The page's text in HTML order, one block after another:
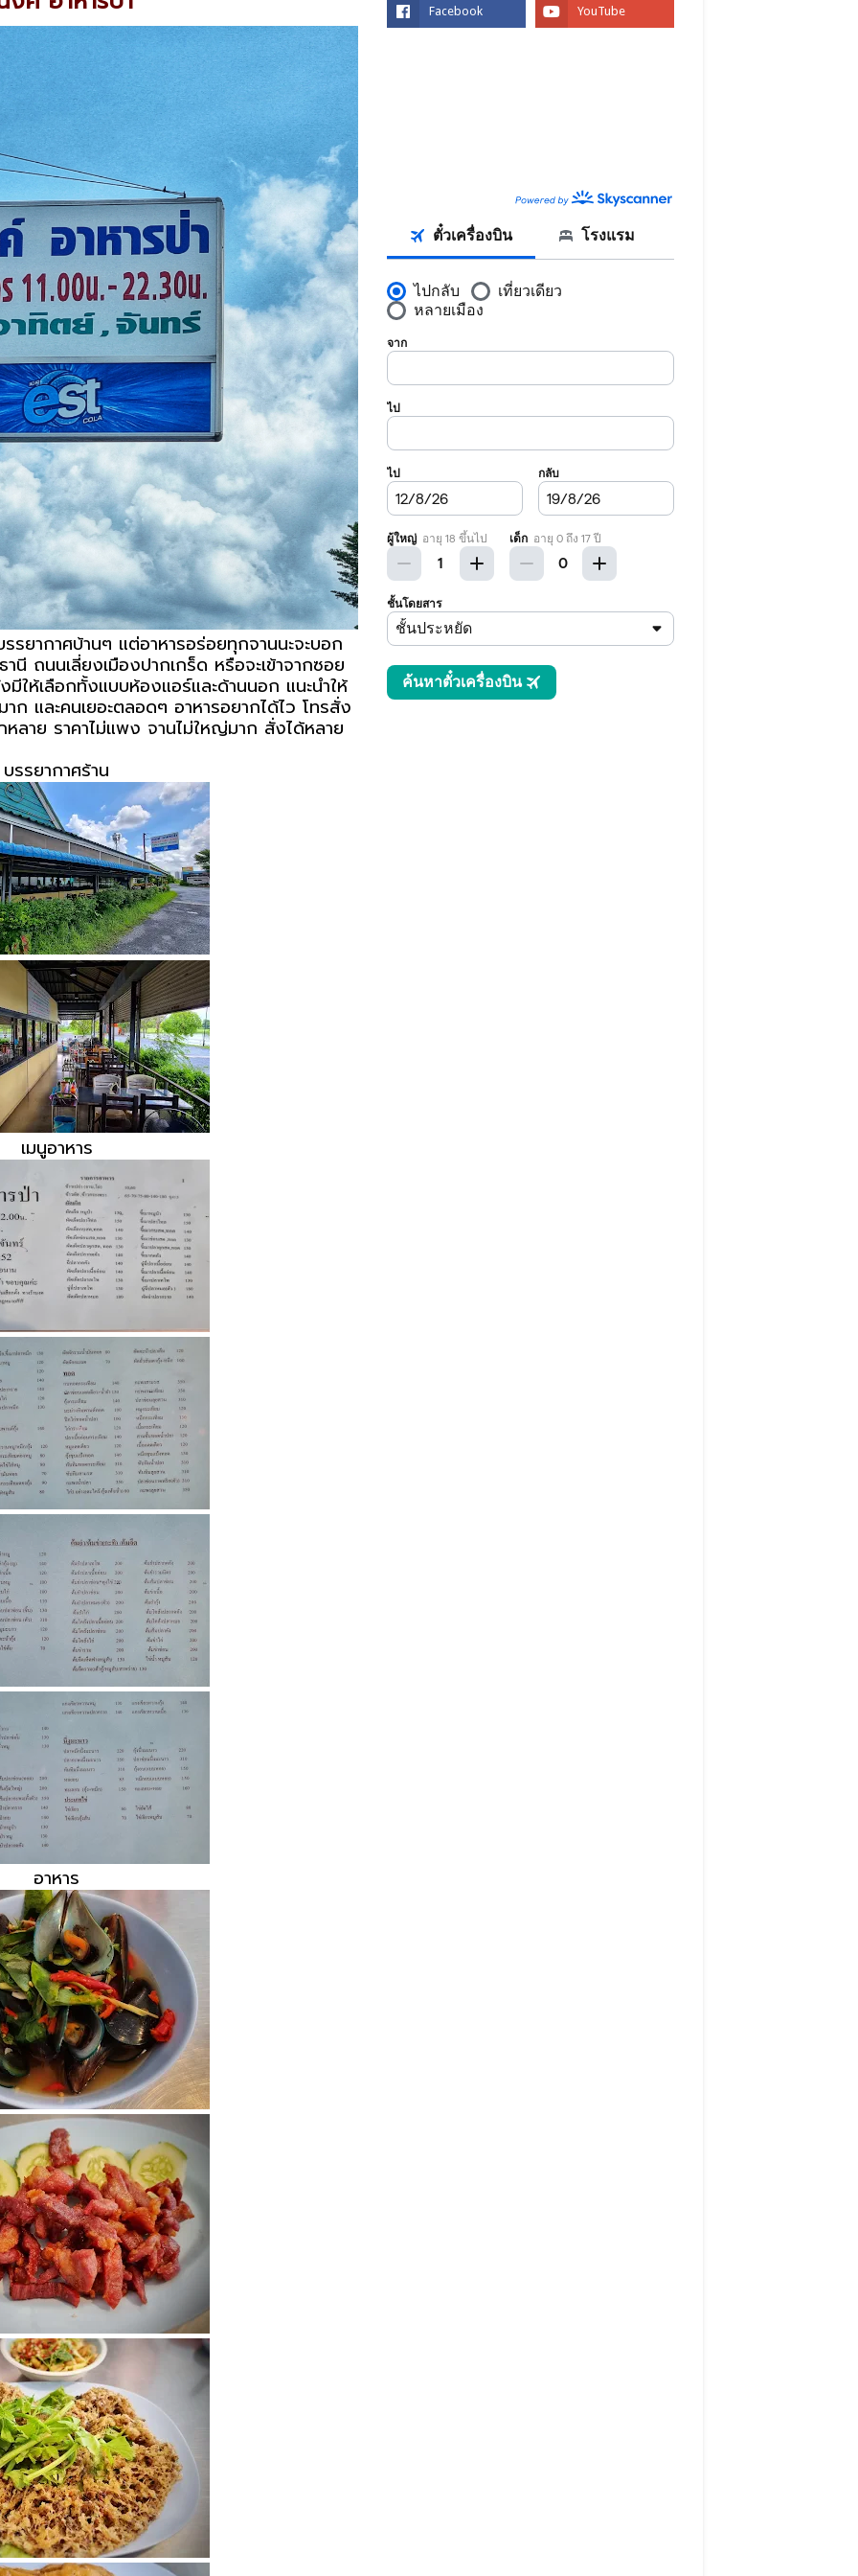
รยากาศบ้านๆ แต่อาหารอร่อยทุกจานนะจะบอก
นี ถนนเลี่ยงเมืองปากเกร็ด หรือจะเข้าจากซอย
ให้เลือกทั้งแบบห้องแอร์และด้านนอก แนะนำให้
ก และคนเยอะตลอดๆ อาหารอยากได้ไว โทรสั่ง
หลาย ราคาไม่แพง จานไม่ใหญ่มาก สั่งได้หลาย
บรรยากาศร้าน
เมนูอาหาร
อาหาร